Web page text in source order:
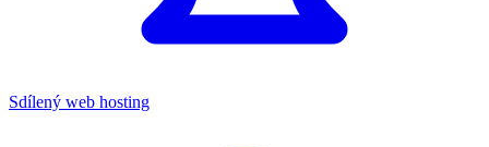
Sdílený web hosting